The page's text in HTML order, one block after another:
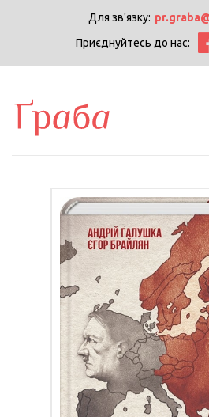
Для зв'язку:
Приєднуйтесь до нас: